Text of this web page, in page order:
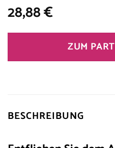
28,88€
ZUM
BESCHREIBUNG